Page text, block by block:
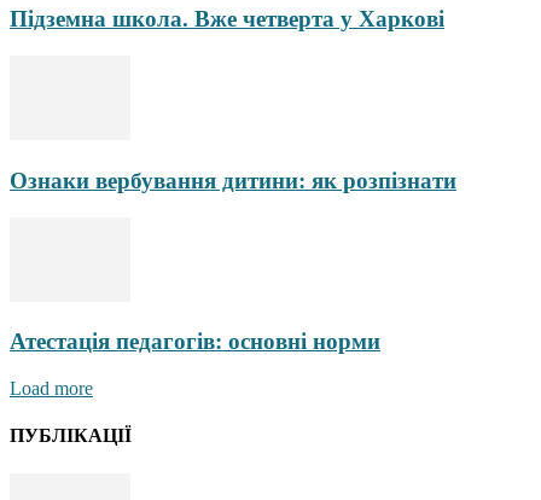
Підземна школа. Вже четверта у Харкові
Ознаки вербування дитини: як розпізнати
Атестація педагогів: основні норми
Load more
ПУБЛІКАЦІЇ